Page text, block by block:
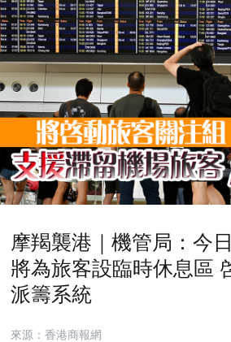
摩羯襲港｜機管局：今
將為旅客設臨時休息區
派籌系統
來源：香港商報網